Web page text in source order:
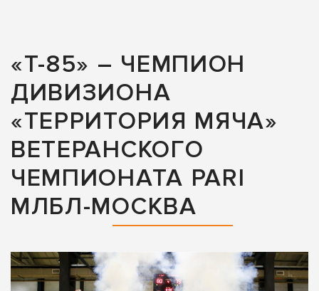
«Т-85» – ЧЕМПИОН
ДИВИЗИОНА
«ТЕРРИТОРИЯ МЯЧА»
ВЕТЕРАНСКОГО
ЧЕМПИОНАТА PARI
МЛБЛ-МОСКВА